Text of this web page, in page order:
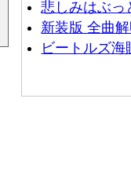
悲しみはぶっ
新装版 全曲
ビートルズ